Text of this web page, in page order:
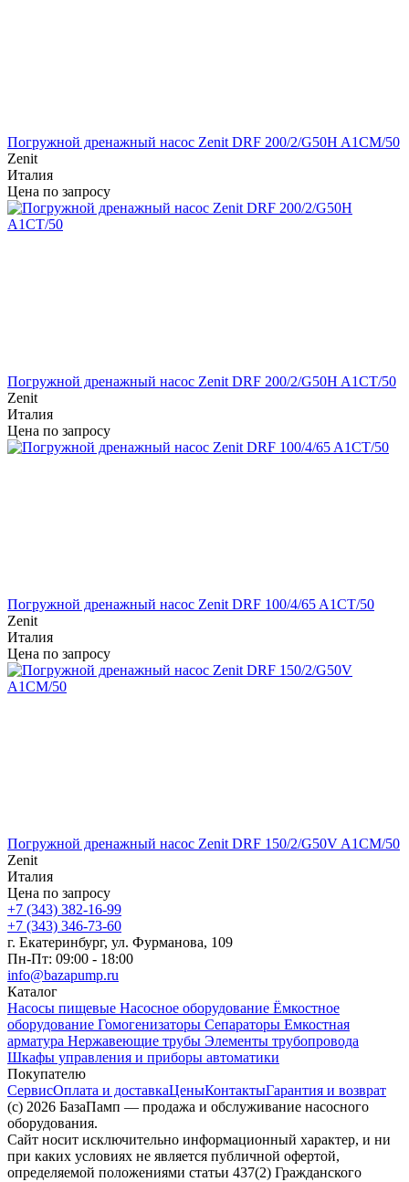
Погружной дренажный насос Zenit DRF 200/2/G50H A1CM/50
Zenit
Италия
Цена по запросу
Погружной дренажный насос Zenit DRF 200/2/G50H A1CT/50
Zenit
Италия
Цена по запросу
Погружной дренажный насос Zenit DRF 100/4/65 A1CT/50
Zenit
Италия
Цена по запросу
Погружной дренажный насос Zenit DRF 150/2/G50V A1CM/50
Zenit
Италия
Цена по запросу
+7 (343) 382-16-99
+7 (343) 346-73-‬60
г. Екатеринбург, ул. Фурманова, 109
Пн-Пт: 09:00 - 18:00
info@bazapump.ru
Каталог
Насосы пищевые Насосное оборудование Ёмкостное
оборудование Гомогенизаторы Сепараторы Емкостная
арматура Нержавеющие трубы Элементы трубопровода
Шкафы управления и приборы автоматики
Покупателю
СервисОплата и доставкаЦеныКонтактыГарантия и возврат
(c) 2026 БазаПамп — продажа и обслуживание насосного
оборудования.
Сайт носит исключительно информационный характер, и ни
при каких условиях не является публичной офертой,
определяемой положениями статьи 437(2) Гражданского